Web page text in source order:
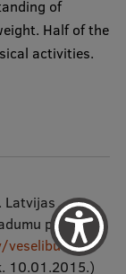
of
Half of the
activities.
Latvijas
pētījums
veselibu-
10.01.2015.)